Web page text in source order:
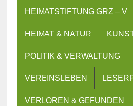
HEIMATSTIFTUNG GRZ – V
HEIMAT & NATUR
POLITIK & VERWALTUNG
VEREINSLEBEN
VERLOREN & GEFUNDEN